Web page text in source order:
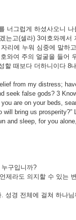
너그럽게 하셨사오니 나
는고(셀라) 3여호와께서
자리에 누워 심중에 말하고
와여 주의 얼굴을 들어
할 때보다 더하니이다 8
from my distress;
seek false gods? 3
are on your beds,
bring us
and sleep, for you
누구입니까?
언제라도 의지할 수 있는
. 성경 전체에 걸쳐 하나님